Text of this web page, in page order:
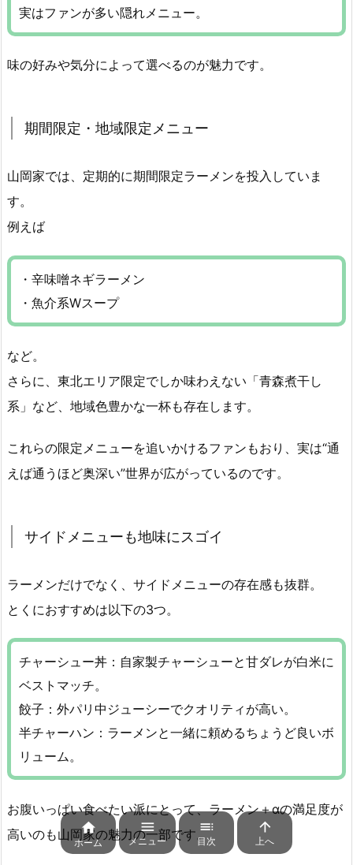
実はファンが多い隠れメニュー。
味の好みや気分によって選べるのが魅力です。
期間限定・地域限定メニュー
山岡家では、定期的に期間限定ラーメンを投入していま
す。
例えば
・辛味噌ネギラーメン
・魚介系Wスープ
など。
さらに、東北エリア限定でしか味わえない「青森煮干し
系」など、地域色豊かな一杯も存在します。
これらの限定メニューを追いかけるファンもおり、実は“通
えば通うほど奥深い”世界が広がっているのです。
サイドメニューも地味にスゴイ
ラーメンだけでなく、サイドメニューの存在感も抜群。
とくにおすすめは以下の3つ。
チャーシュー丼：自家製チャーシューと甘ダレが白米に
ベストマッチ。
餃子：外パリ中ジューシーでクオリティが高い。
半チャーハン：ラーメンと一緒に頼めるちょうど良いボ
リューム。
お腹いっぱい食べたい派にとって、ラーメン＋αの満足度が
高いのも山岡家の魅力の一部です。

ホーム

メニュー

目次

上へ